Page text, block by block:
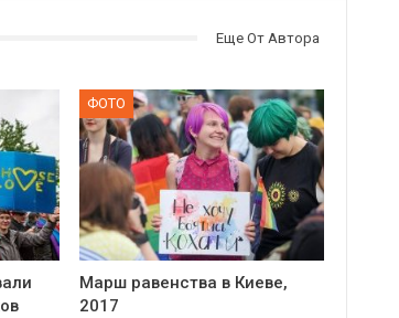
Еще От Автора
ФОТО
Марш равенства в Киеве,
2017